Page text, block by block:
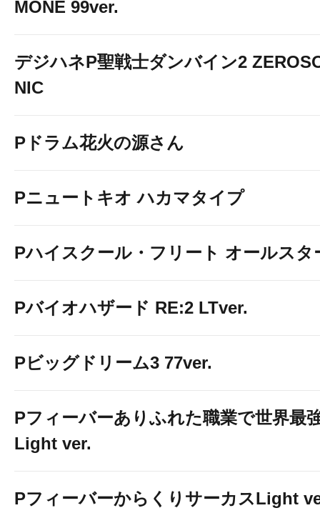
MONE 99ver.
デジハネP聖戦士ダンバイン2
NIC
Pドラム花火の源さん
Pニュートキオ ハカマタイプ
Pハイスクール・フリート オールスタ
Pバイオハザード RE:2 LTver.
Pビッグドリーム3 77ver.
Pフィーバーありふれた職業で世界最
Light ver.
PフィーバーからくりサーカスLight